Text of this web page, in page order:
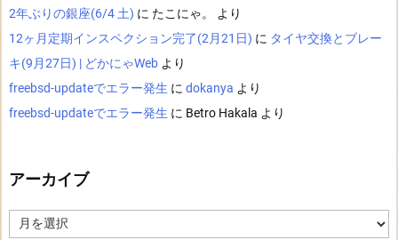
2年ぶりの銀座(6/4 土) に たこにゃ。
より
12ヶ月定期インスペクション完了(2月21日) に タイヤ交換とブレー
キ(9月27日) | どかにゃWeb より
freebsd-updateでエラー発生 に dokanya より
freebsd-updateでエラー発生 に Betro Hakala より
アーカイブ
ー